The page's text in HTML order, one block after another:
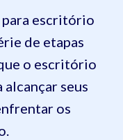
escritório
de etapas
o escritório
seus
os